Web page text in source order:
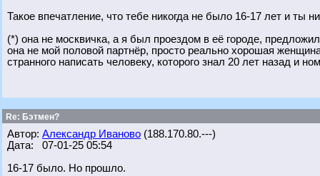
Такое впечатление, что тебе никогда не было 16-17 лет и ты
(*) она не москвичка, а я был проездом в её городе,
она не мой половой партнёр, просто реально хорошая
странного написать человеку, которого знал 20 лет назад и
Re: Бэтмен?
Автор: Александр Иваново (188.170.80.---)
Дата: 07-01-25 05:54
16-17 было. Но прошло.